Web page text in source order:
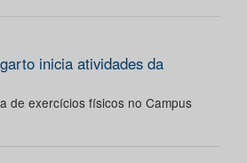
inicia atividades da
de exercícios físicos no Campus